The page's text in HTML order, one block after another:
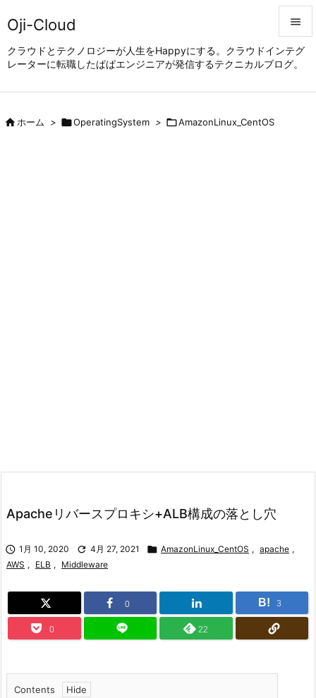
Oji-Cloud
クラウドとテクノロジーが人生をHappyにする。クラウドインテグ
レーターに転職したぱぱエンジニアが発信するテクニカルブログ。


メニュ
ホーム > OperatingSystem > AmazonLinux_CentOS
Apacheリバースプロキシ+ALB構成の落とし穴
 1月 10, 2020  4月 27, 2021  AmazonLinux_CentOS , apache ,
AWS , ELB , Middleware
0 B! 3
0 22
Contents